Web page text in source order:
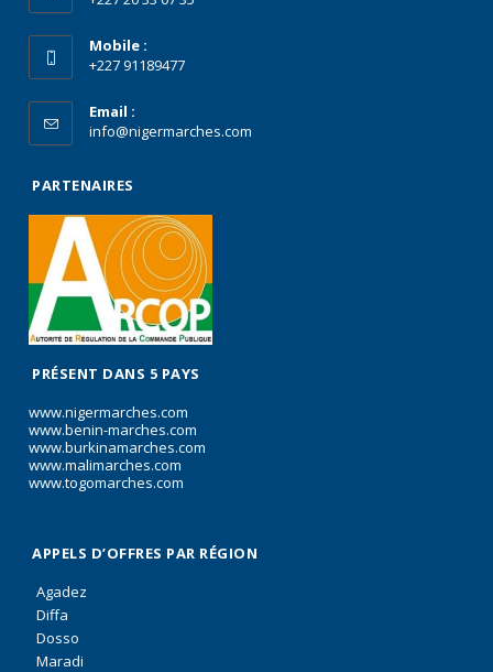
Mobile :
+227 91189477
Email :
info@nigermarches.com
PARTENAIRES
PRÉSENT DANS 5 PAYS
www.nigermarches.com
www.benin-marches.com
www.burkinamarches.com
www.malimarches.com
www.togomarches.com
APPELS D’OFFRES PAR RÉGION
Agadez
Diffa
Dosso
Maradi